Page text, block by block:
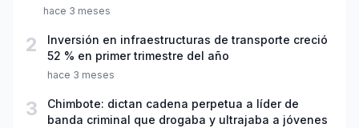
violación sexual y tentativa de feminicidio
hace 3 meses
2
Inversión en infraestructuras de transporte creció
52 % en primer trimestre del año
hace 3 meses
3
Chimbote: dictan cadena perpetua a líder de
banda criminal que drogaba y ultrajaba a jóvenes